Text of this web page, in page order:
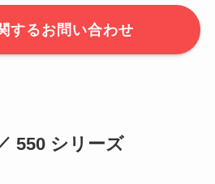
するお問い合わせ
550 シリーズ